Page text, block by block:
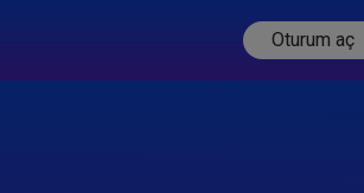
Oturum aç